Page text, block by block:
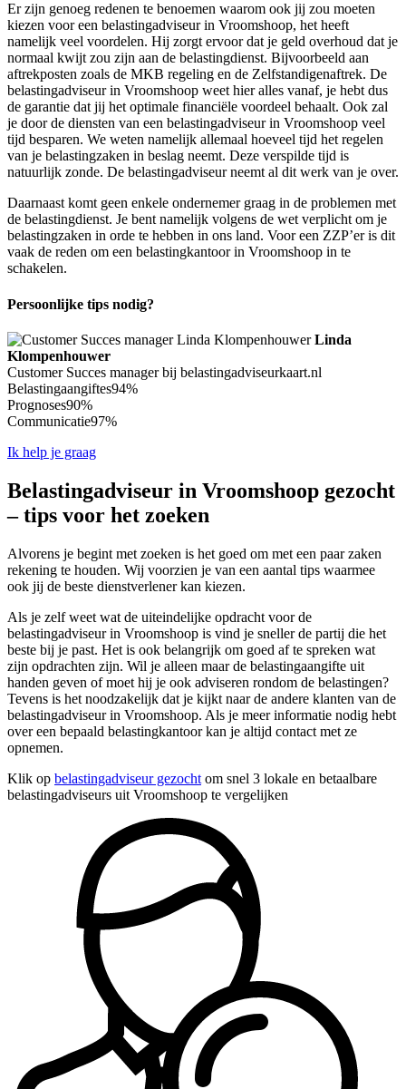
Er zijn genoeg redenen te benoemen waarom ook jij zou moeten
kiezen voor een belastingadviseur in Vroomshoop, het heeft
namelijk veel voordelen. Hij zorgt ervoor dat je geld overhoud dat je
normaal kwijt zou zijn aan de belastingdienst. Bijvoorbeeld aan
aftrekposten zoals de MKB regeling en de Zelfstandigenaftrek. De
belastingadviseur in Vroomshoop weet hier alles vanaf, je hebt dus
de garantie dat jij het optimale financiële voordeel behaalt. Ook zal
je door de diensten van een belastingadviseur in Vroomshoop veel
tijd besparen. We weten namelijk allemaal hoeveel tijd het regelen
van je belastingzaken in beslag neemt. Deze verspilde tijd is
natuurlijk zonde. De belastingadviseur neemt al dit werk van je over.
Daarnaast komt geen enkele ondernemer graag in de problemen met
de belastingdienst. Je bent namelijk volgens de wet verplicht om je
belastingzaken in orde te hebben in ons land. Voor een ZZP’er is dit
vaak de reden om een belastingkantoor in Vroomshoop in te
schakelen.
Persoonlijke tips nodig?
Linda
Klompenhouwer
Customer Succes manager bij belastingadviseurkaart.nl
Belastingaangiftes94%
Prognoses90%
Communicatie97%
Ik help je graag
Belastingadviseur in Vroomshoop gezocht
– tips voor het zoeken
Alvorens je begint met zoeken is het goed om met een paar zaken
rekening te houden. Wij voorzien je van een aantal tips waarmee
ook jij de beste dienstverlener kan kiezen.
Als je zelf weet wat de uiteindelijke opdracht voor de
belastingadviseur in Vroomshoop is vind je sneller de partij die het
beste bij je past. Het is ook belangrijk om goed af te spreken wat
zijn opdrachten zijn. Wil je alleen maar de belastingaangifte uit
handen geven of moet hij je ook adviseren rondom de belastingen?
Tevens is het noodzakelijk dat je kijkt naar de andere klanten van de
belastingadviseur in Vroomshoop. Als je meer informatie nodig hebt
over een bepaald belastingkantoor kan je altijd contact met ze
opnemen.
Klik op belastingadviseur gezocht om snel 3 lokale en betaalbare
belastingadviseurs uit Vroomshoop te vergelijken